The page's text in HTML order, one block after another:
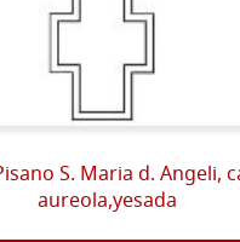
S. Maria d. Angeli,
aureola,yesada